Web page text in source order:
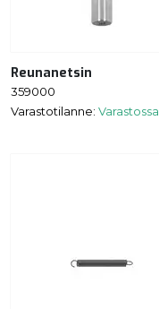
Reunanetsin
359000
Varastotilanne: Varastossa